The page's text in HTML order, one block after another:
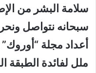
سلامة البشر من
سبحانه نتواصل
أعداد مجلة
ملل لفائدة الطبقة